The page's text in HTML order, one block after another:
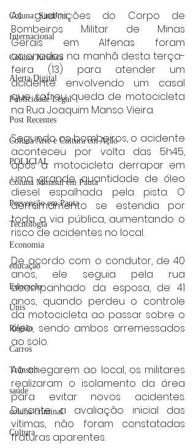
Coluna: SindJori
Internacional
Coluna Jurídica
Alerta Digital
Publicidade Legal
Post Recentes
Coluna Arte e Cultura em Ação
POLICIAL
Coluna Minasul em Pauta
Prevenção em Pauta
Tecnologia
Economia
educaçao
Educação
Unis
Região
Carros
Trânsito
saúde
coluna criminal
Cultura
As guarnições do Corpo de
Bombeiros Militar de Minas
Gerais em Alfenas foram
acionadas na manhã desta terça-
feira (13) para atender um
acidente envolvendo um casal
que sofreu queda de motocicleta
na Rua Joaquim Manso Vieira.
Segundo os bombeiros, o acidente
aconteceu por volta das 5h45,
após a motocicleta derrapar em
uma grande quantidade de óleo
diesel espalhada pela pista. O
derramamento se estendia por
toda a via pública, aumentando o
risco de acidentes no local.
De acordo com o condutor, de 40
anos, ele seguia pela rua
acompanhado da esposa, de 41
anos, quando perdeu o controle
da motocicleta ao passar sobre o
óleo, sendo ambos arremessados
ao solo.
Ao chegarem ao local, os militares
realizaram o isolamento da área
para evitar novos acidentes.
Durante a avaliação inicial das
vítimas, não foram constatadas
fraturas aparentes.